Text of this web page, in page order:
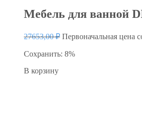
Мебель для ванной
27653,00₽ Первоначальная цена
Сохранить: 8%
В корзину